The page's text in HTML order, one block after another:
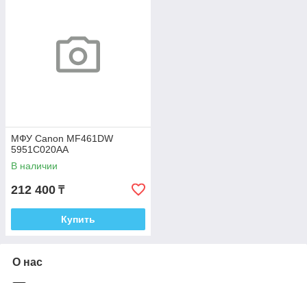
МФУ Canon MF461DW
5951C020AA
В наличии
212 400 ₸
Купить
О нас